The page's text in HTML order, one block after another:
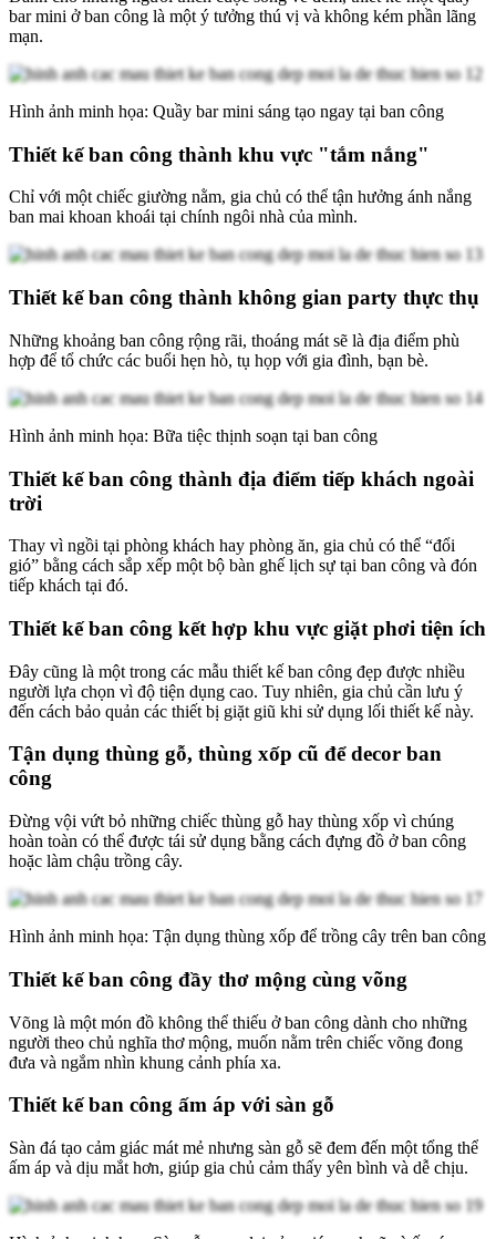
bar mini ở ban công là một ý tưởng thú vị và không kém phần lãng
mạn.
Hình ảnh minh họa: Quầy bar mini sáng tạo ngay tại ban công
Thiết kế ban công thành khu vực "tắm nắng"
Chỉ với một chiếc giường nằm, gia chủ có thể tận hưởng ánh nắng
ban mai khoan khoái tại chính ngôi nhà của mình.
Thiết kế ban công thành không gian party thực thụ
Những khoảng ban công rộng rãi, thoáng mát sẽ là địa điểm phù
hợp để tổ chức các buổi hẹn hò, tụ họp với gia đình, bạn bè.
Hình ảnh minh họa: Bữa tiệc thịnh soạn tại ban công
Thiết kế ban công thành địa điểm tiếp khách ngoài
trời
Thay vì ngồi tại phòng khách hay phòng ăn, gia chủ có thể “đổi
gió” bằng cách sắp xếp một bộ bàn ghế lịch sự tại ban công và đón
tiếp khách tại đó.
Thiết kế ban công kết hợp khu vực giặt phơi tiện ích
Đây cũng là một trong các mẫu thiết kế ban công đẹp được nhiều
người lựa chọn vì độ tiện dụng cao. Tuy nhiên, gia chủ cần lưu ý
đến cách bảo quản các thiết bị giặt giũ khi sử dụng lối thiết kế này.
Tận dụng thùng gỗ, thùng xốp cũ để decor ban
công
Đừng vội vứt bỏ những chiếc thùng gỗ hay thùng xốp vì chúng
hoàn toàn có thể được tái sử dụng bằng cách đựng đồ ở ban công
hoặc làm chậu trồng cây.
Hình ảnh minh họa: Tận dụng thùng xốp để trồng cây trên ban công
Thiết kế ban công đầy thơ mộng cùng võng
Võng là một món đồ không thể thiếu ở ban công dành cho những
người theo chủ nghĩa thơ mộng, muốn nằm trên chiếc võng đong
đưa và ngắm nhìn khung cảnh phía xa.
Thiết kế ban công ấm áp với sàn gỗ
Sàn đá tạo cảm giác mát mẻ nhưng sàn gỗ sẽ đem đến một tổng thể
ấm áp và dịu mắt hơn, giúp gia chủ cảm thấy yên bình và dễ chịu.